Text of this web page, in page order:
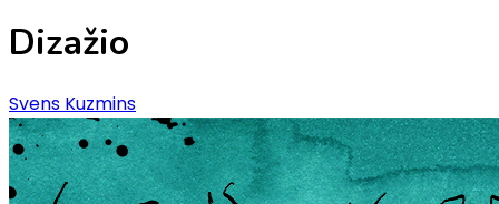
Dizažio
Svens Kuzmins